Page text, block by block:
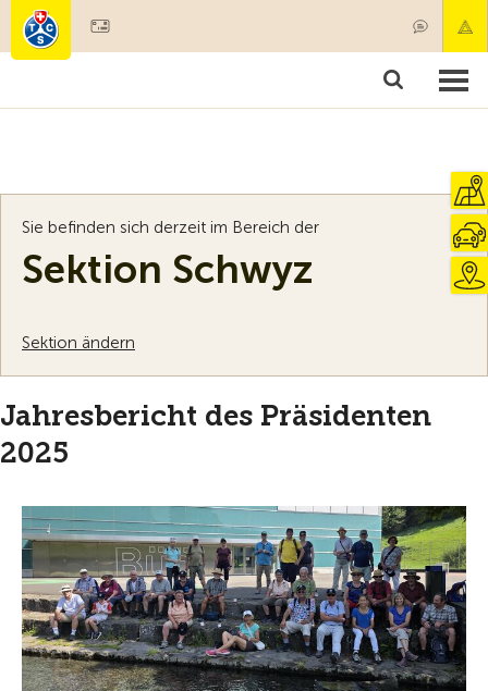
Mitgliedschaft & Leistungen
Sie befinden sich derzeit im Bereich der
Sektion Schwyz
Sektion ändern
Jahresbericht des Präsidenten
2025